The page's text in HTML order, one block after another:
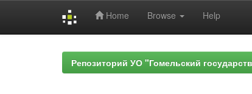
Home Browse Help
Репозиторий УО "Гомельский